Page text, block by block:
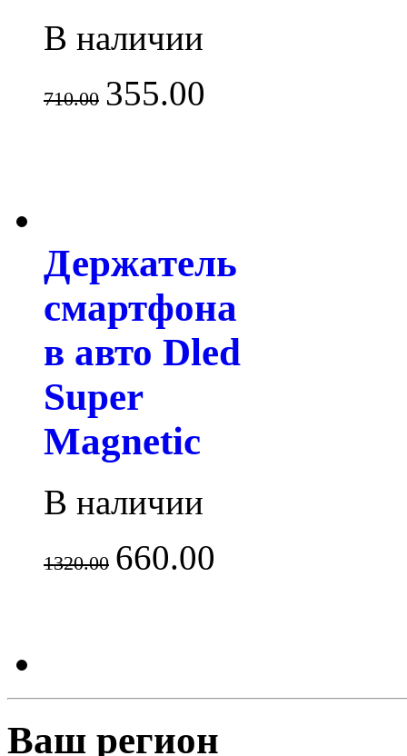
В наличии
710.00 355.00
Держатель
смартфона
в авто Dled
Super
Magnetic
В наличии
1320.00 660.00
Ваш регион